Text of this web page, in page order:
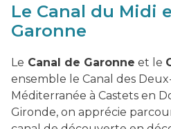
Le Canal du Midi
Garonne
Le Canal de Garonne et le
ensemble le Canal des
Méditerranée à Castets en
Gironde, on apprécie